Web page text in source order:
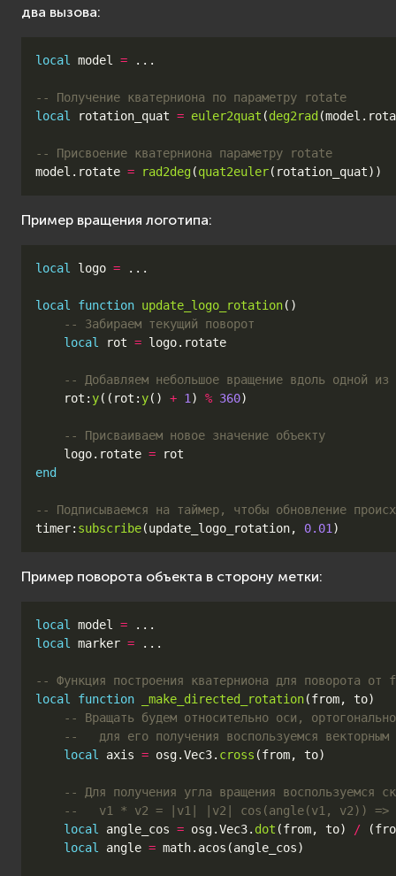
два вызова:
local model = ...
-- Получение кватерниона по параметру rotate
local
rotation_quat = euler2quat (deg2rad(model .
-- Присвоение кватерниона параметру rotate
model . rotate = rad2deg(quat2euler( rotation_quat))
Пример вращения логотипа:
local logo = ...
local function update_logo_rotation()
-- Забираем текущий поворот
local
rot = logo. rotate
-- Добавляем небольшое вращение вдоль одной из
rot : y(( rot : y() + 1 ) % 360)
-- Присваиваем новое значение объекту
logo. rotate =
rot
end
-- Подписываемся на таймер, чтобы обновление
timer: subscribe(update_logo_rotation, 0.01 )
Пример поворота объекта в сторону метки:
local model =
...
local
marker = ...
-- Функция построения кватерниона для поворота
local
function _make_directed_rotation(from, to)
-- Вращать будем относительно оси,
--   для его получения воспользуемся векторным
local
axis = osg.Vec3. cross (from, to)
-- Для получения угла вращения воспользуемся
--   v1 * v2 = |v1| |v2| cos(angle(v1, v2))
local
angle_cos = osg.Vec3. dot (from, to) / (
local
angle = math.acos (angle_cos)